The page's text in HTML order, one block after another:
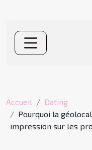
Accueil
Dating
Pourquoi la
impression sur les